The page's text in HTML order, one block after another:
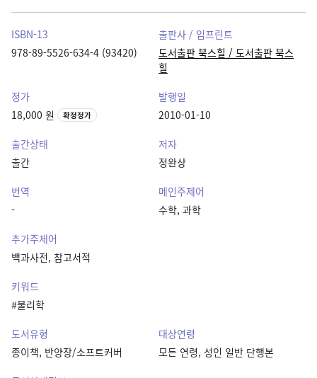
ISBN-13
978-89-5526-634-4 (93420)
출판사 / 임프린트
도서출판 북스힐 / 도서출판 북스
힐
정가
18,000 원
확정정가
발행일
2010-01-10
출간상태
출간
저자
정완상
번역
-
메인주제어
수학, 과학
추가주제어
백과사전, 참고서적
키워드
#물리학
도서유형
종이책, 반양장/소프트커버
대상연령
모든 연령, 성인 일반 단행본